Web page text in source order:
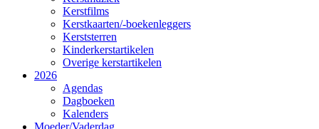
Kerstfilms
Kerstkaarten/-boekenleggers
Kerststerren
Kinderkerstartikelen
Overige kerstartikelen
2026
Agendas
Dagboeken
Kalenders
Moeder/Vaderdag